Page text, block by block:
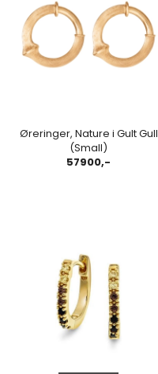
Øreringer, Nature i Gult Gull
(Small)
57900,-